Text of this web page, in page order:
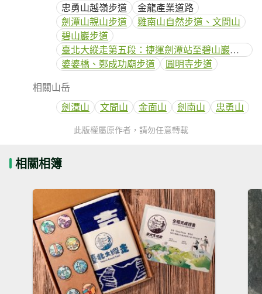
忠勇山越嶺步道
金龍產業道路
劍潭山親山步道
雞南山自然步道、文間山
碧山巖步道
臺北大縱走第五段：捷運劍潭站至碧山巖（劍潭支線）
婆婆橋、鄭成功廟步道
圓明寺步道
相關山岳
劍潭山
文間山 金面山 劍南山 忠勇山
此版權屬原作者，請勿任意轉載
相關相簿